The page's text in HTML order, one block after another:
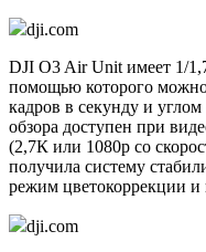
dji.com
DJI O3 Air Unit имеет 1/
помощью которого
кадров в секунду и
обзора доступен при
(2,7К или 1080p со
получила систему
режим цветокоррекции
dji.com